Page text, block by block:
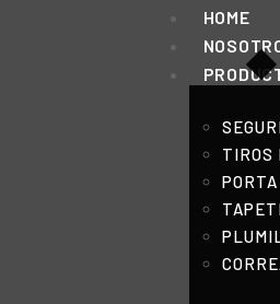
HOME
TIROS